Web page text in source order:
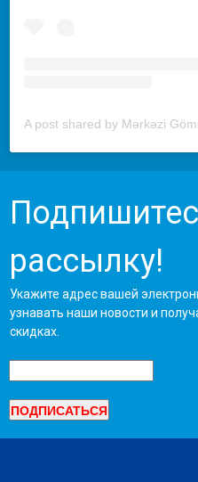
рассылку!
Укажите адрес вашей
узнавать наши новости и
скидках.